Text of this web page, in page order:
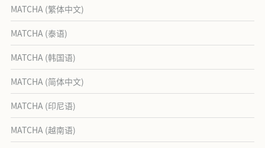
MATCHA (繁体中文)
MATCHA (泰语)
MATCHA (韩国语)
MATCHA (简体中文)
MATCHA (印尼语)
MATCHA (越南语)